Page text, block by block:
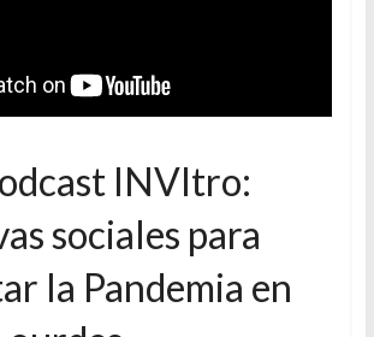
INVItro:
sociales para
la Pandemia en